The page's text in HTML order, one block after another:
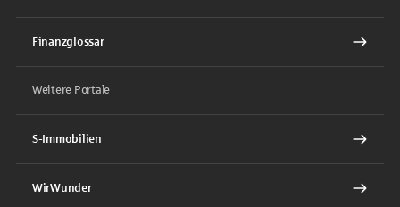
Finanzglossar
Weitere Portale
S-Immobilien
WirWunder